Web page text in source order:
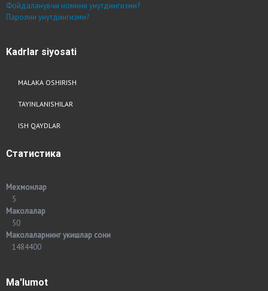
Фойдаланувчи номини унутдингизми?
Паролни унутдингизми?
Kadrlar siyosati
MALAKA OSHIRISH
TAYINLANISHILAR
ISH QAYDLAR
Статистика
Мехмонлар
5
Маколалар
50
Маколаларнинг укишлар сони
1484400
Ma'lumot